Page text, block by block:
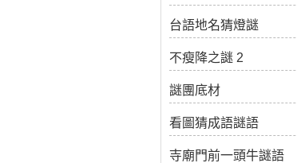
台語地名猜燈謎
不瘦降之謎 2
謎團底材
看圖猜成語謎語
寺廟門前一頭牛謎語